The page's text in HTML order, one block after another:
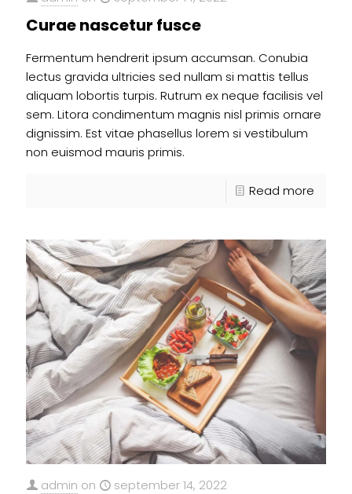
Curae nascetur fusce
Fermentum hendrerit ipsum accumsan. Conubia
lectus gravida ultricies sed nullam si mattis tellus
aliquam lobortis turpis. Rutrum ex neque facilisis vel
sem. Litora condimentum magnis nisl primis ornare
dignissim. Est vitae phasellus lorem si vestibulum
non euismod mauris primis.
Read more
admin on september 14, 2022